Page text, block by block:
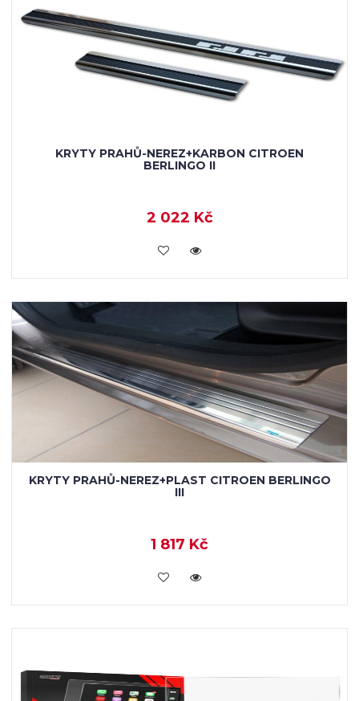
KRYTY PRAHŮ-NEREZ+KARBON CITROEN
BERLINGO II
2 022 Kč
KOUPIT
KRYTY PRAHŮ-NEREZ+PLAST CITROEN BERLINGO
III
1 817 Kč
KOUPIT